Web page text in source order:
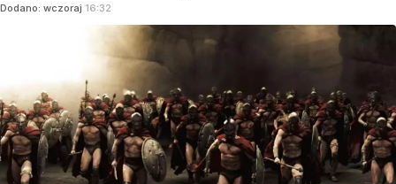
Dodano: wczoraj 16:32